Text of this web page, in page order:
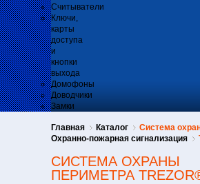
Считыватели
Ключи,
карты
доступа
и
кнопки
выхода
Домофоны
Доводчики
Замки
Главная
Каталог
Охранно-пожарная сигнализация
Система
СИСТЕМА ОХРАНЫ
ПЕРИМЕТРА